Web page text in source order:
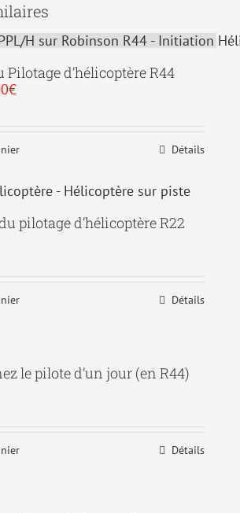
d’hélicoptère R44
€Le
599,00€.
Détails
pilotage d’hélicoptère R22
Détails
le pilote d’un jour (en R44)
Détails